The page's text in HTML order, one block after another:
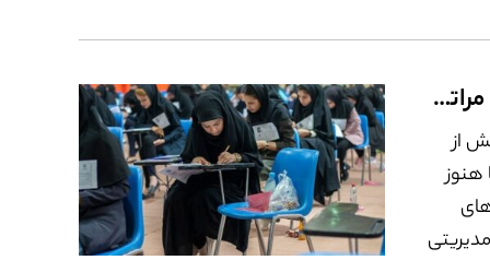
حفظ تعادل جنسیتی یا حفظ سلسله مراتب جنسیتی؟
دنیا بیش از
هنوز